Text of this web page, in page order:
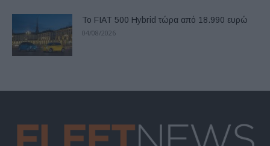
Το FIAT 500 Hybrid τώρα από 18.990 ευρώ
04/08/2026